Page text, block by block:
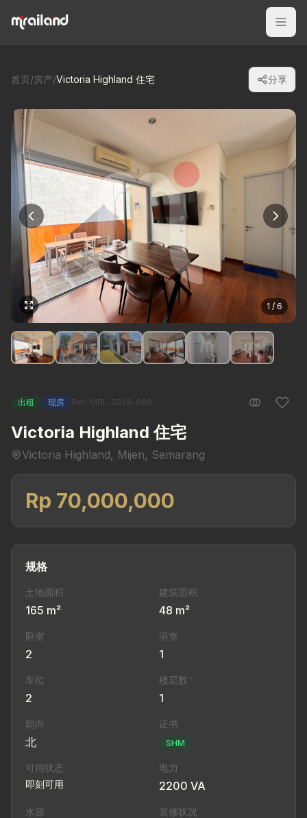
首页/房产/Victoria Highland 住宅 分享
1 / 6
出租 现房 Ref: MRL-2026-680
Victoria Highland 住宅
Victoria Highland, Mijen, Semarang
Rp 70,000,000
规格
土地面积
165 m²
建筑面积
48 m²
卧室
2
浴室
1
车位
2
楼层数
1
朝向
北
证书
SHM
可用状态
即刻可用
电力
2200 VA
水源
装修状况